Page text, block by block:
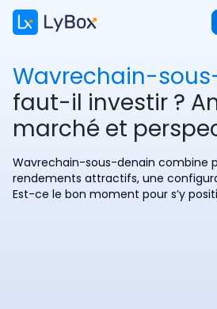
Wavrechain-
faut-il investir ?
marché et
Wavrechain-sous-denain combine
rendements attractifs, une
Est-ce le bon moment pour s’y